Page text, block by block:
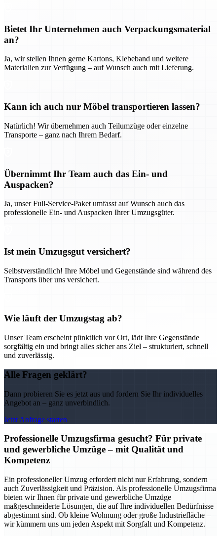
Bietet Ihr Unternehmen auch Verpackungsmaterial
an?
Ja, wir stellen Ihnen gerne Kartons, Klebeband und weitere
Materialien zur Verfügung – auf Wunsch auch mit Lieferung.
Kann ich auch nur Möbel transportieren lassen?
Natürlich! Wir übernehmen auch Teilumzüge oder einzelne
Transporte – ganz nach Ihrem Bedarf.
Übernimmt Ihr Team auch das Ein- und
Auspacken?
Ja, unser Full-Service-Paket umfasst auf Wunsch auch das
professionelle Ein- und Auspacken Ihrer Umzugsgüter.
Ist mein Umzugsgut versichert?
Selbstverständlich! Ihre Möbel und Gegenstände sind während des
Transports über uns versichert.
Wie läuft der Umzugstag ab?
Unser Team erscheint pünktlich vor Ort, lädt Ihre Gegenstände
sorgfältig ein und bringt alles sicher ans Ziel – strukturiert, schnell
und zuverlässig.
Alle Fragen geklärt?
Dann probieren Sie es jetzt aus und fordern Sie Ihr individuelles
Angebot an – ganz unverbindlich.
Jetzt Anfrage starten
Professionelle Umzugsfirma gesucht? Für private
und gewerbliche Umzüge – mit Qualität und
Kompetenz
Ein professioneller Umzug erfordert nicht nur Erfahrung, sondern
auch Zuverlässigkeit und Präzision. Als professionelle Umzugsfirma
bieten wir Ihnen für private und gewerbliche Umzüge
maßgeschneiderte Lösungen, die auf Ihre individuellen Bedürfnisse
abgestimmt sind. Ob kleine Wohnung oder große Industriefläche –
wir kümmern uns um jeden Aspekt mit Sorgfalt und Kompetenz.